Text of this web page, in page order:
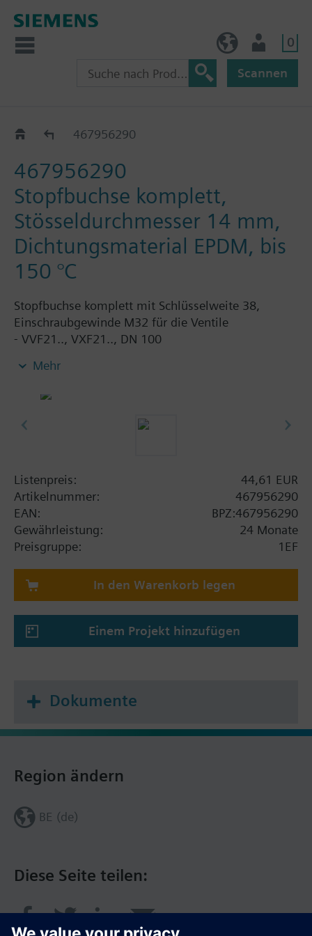
0
Scannen
Ersatzstopfbuchsen zu VVF63..
467956290
467956290
Stopfbuchse komplett,
Stösseldurchmesser 14 mm,
Dichtungsmaterial EPDM, bis
150 °C
Stopfbuchse komplett mit Schlüsselweite 38,
Einschraubgewinde M32 für die Ventile
- VVF21.., VXF21.., DN 100
- VVF31.., VXF31.., DN 100…150
- VVF45.., DN 50…150
Mehr
Listenpreis:
44,61 EUR
Artikelnummer:
467956290
EAN:
BPZ:467956290
Gewährleistung:
24 Monate
Preisgruppe:
1EF
In den Warenkorb legen
Einem Projekt hinzufügen
Dokumente
Diese Seite teilen:
Region ändern
BE (de)